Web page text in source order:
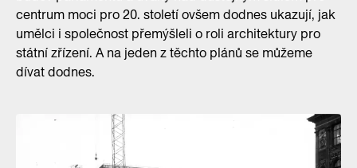
centrum moci pro 20. století ovšem dodnes ukazují, jak
umělci i společnost přemýšleli o roli architektury pro
státní zřízení. A na jeden z těchto plánů se můžeme
dívat dodnes.